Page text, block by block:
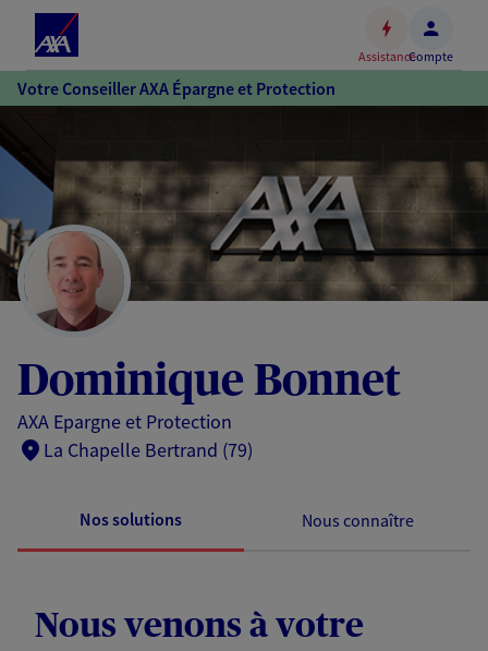
Accéder
au
Accéder
au
pied
de
page
AssistanceCompte
Votre Conseiller AXA Épargne et Protection
Dominique Bonnet
AXA Epargne et Protection
La Chapelle Bertrand (79)
Nos solutions Nous connaître
Nous venons à votre